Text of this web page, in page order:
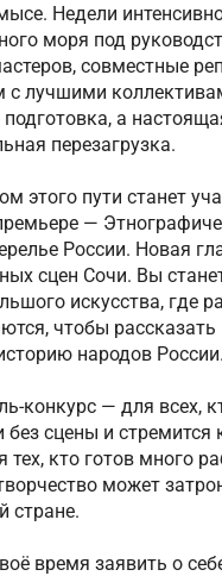
Недели
моря под
совместные
с лучшими
а
перезагрузка.
этого пути станет
—
России. Новая
сцен Сочи. Вы
искусства, где
чтобы рассказать
народов России.
конкурс — для всех,
сцены и стремится
кто готов много
может
стране.
время заявить о